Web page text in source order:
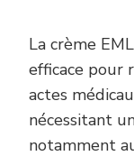
La crème
efficace pour
actes
nécessitant
notamment